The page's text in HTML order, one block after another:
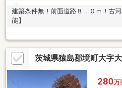
建築条件無！前面道路８．０ｍ！古
能】
茨城県猿島郡境町大字
280万